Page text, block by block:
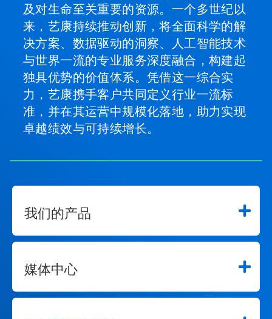
及对生命至关重要的资源。一个多世纪以
来，艺康持续推动创新，将全面科学的解
决方案、数据驱动的洞察、人工智能技术
与世界一流的专业服务深度融合，构建起
独具优势的价值体系。凭借这一综合实
力，艺康携手客户共同定义行业一流标
准，并在其运营中规模化落地，助力实现
卓越绩效与可持续增长。
我们的产品
媒体中心